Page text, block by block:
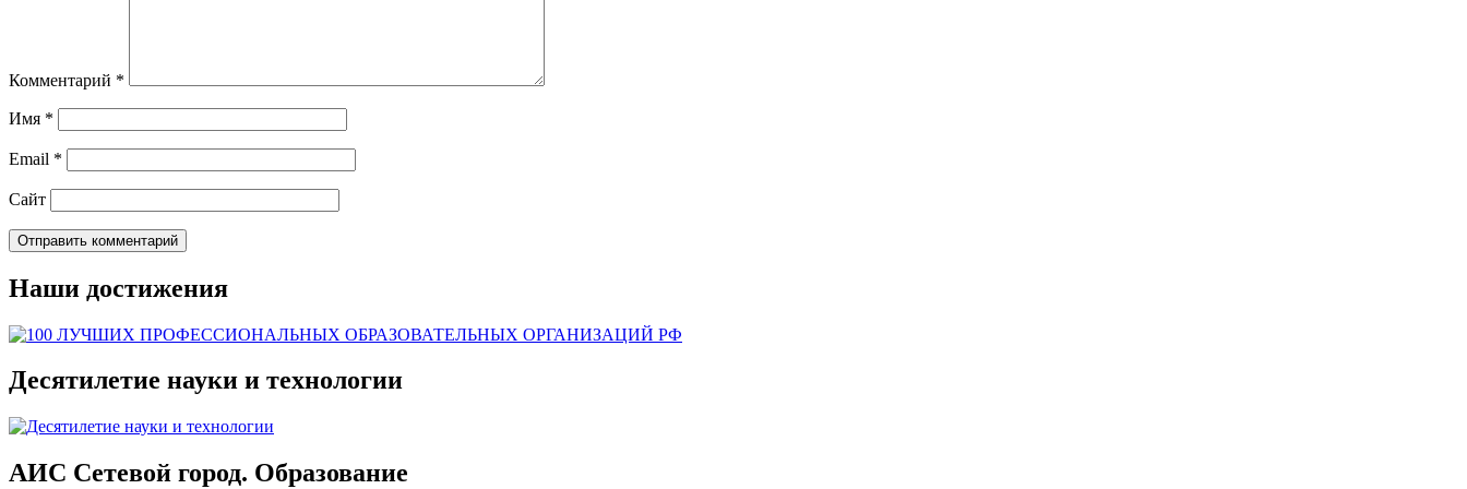
Комментарий *
Имя *
Email *
Сайт
Наши достижения
Десятилетие науки и технологии
АИС Сетевой город. Образование